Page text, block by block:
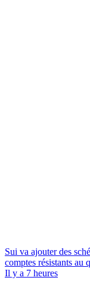
Sui va ajouter des
comptes résistants au
Il y a 7 heures